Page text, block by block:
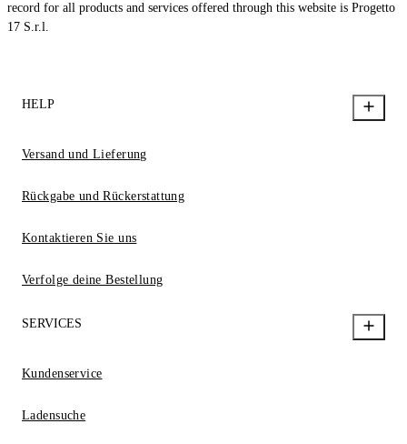
record for all products and services offered through this website is Progetto
17 S.r.l.
HELP
Versand und Lieferung
Rückgabe und Rückerstattung
Kontaktieren Sie uns
Verfolge deine Bestellung
SERVICES
Kundenservice
Ladensuche